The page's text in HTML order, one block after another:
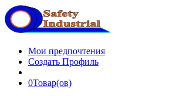
Мои предпочтения
Создать Профиль
0Товар(ов)